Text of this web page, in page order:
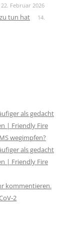
22. Februar 2026
tun hat
14.
als gedacht
| Friendly Fire
wegimpfen?
als gedacht
| Friendly Fire
kommentieren.
2